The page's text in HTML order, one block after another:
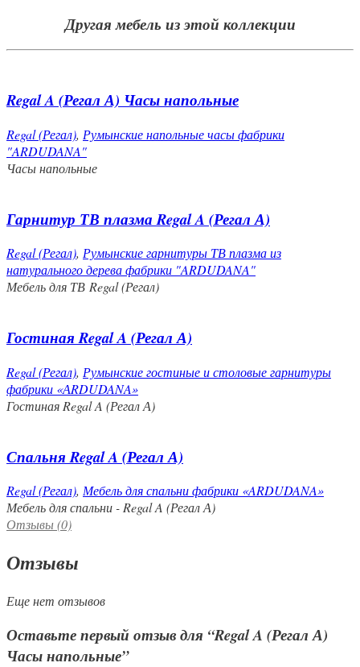
Другая мебель из этой коллекции
Regal A (Регал А) Часы напольные
Regal (Регал), Румынские напольные часы фабрики
"ARDUDANA"
Часы напольные
Гарнитур ТВ плазма Regal A (Регал А)
Regal (Регал), Румынские гарнитуры ТВ плазма из
натурального дерева фабрики "ARDUDANA"
Мебель для ТВ Regal (Регал)
Гостиная Regal A (Регал А)
Regal (Регал), Румынские гостиные и столовые гарнитуры
фабрики «АRDUDANA»
Гостиная Regal A (Регал А)
Спальня Regal A (Регал А)
Regal (Регал), Мебель для спальни фабрики «ARDUDANA»
Мебель для спальни - Regal A (Регал А)
Отзывы (0)
Отзывы
Еще нет отзывов
Оставьте первый отзыв для “Regal A (Регал А)
Часы напольные”